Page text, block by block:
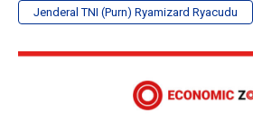
Jenderal TNI (Purn) Ryamizard Ryacudu